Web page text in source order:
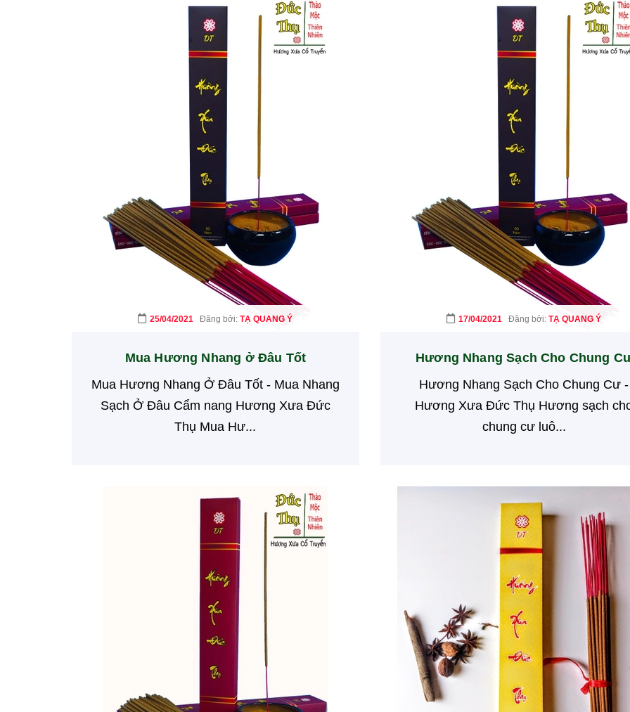
25/04/2021 Đăng bởi:TẠ QUANG Ý
Mua Hương Nhang ở Đâu Tốt
Mua Hương Nhang Ở Đâu Tốt - Mua Nhang
Sạch Ở Đâu Cẩm nang Hương Xưa Đức
Thụ Mua Hư...
17/04/2021 Đăng bởi:TẠ QUANG Ý
Hương Nhang Sạch Cho Chung
Hương Nhang Sạch Cho Chung Cư -
Hương Xưa Đức Thụ Hương sạch
chung cư luô...